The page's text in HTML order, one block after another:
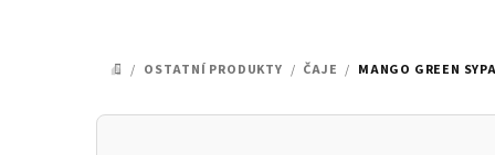
DOMŮ
/ OSTATNÍ PRODUKTY / ČAJE / MANGO GREEN
P